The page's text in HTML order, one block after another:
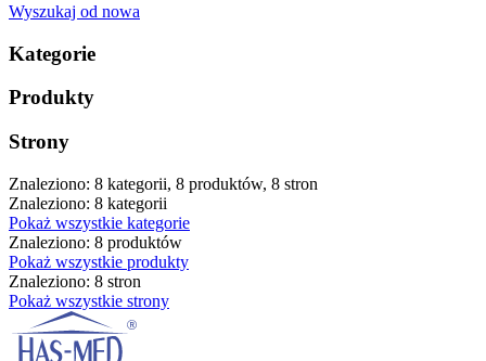
Wyszukaj od nowa
Kategorie
Produkty
Strony
Znaleziono: 8 kategorii, 8 produktów, 8 stron
Znaleziono: 8 kategorii
Pokaż wszystkie kategorie
Znaleziono: 8 produktów
Pokaż wszystkie produkty
Znaleziono: 8 stron
Pokaż wszystkie strony